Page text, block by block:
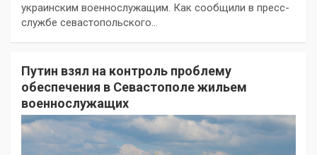
украинским военнослужащим. Как сообщили в пресс-
службе севастопольского…
Путин взял на контроль проблему
обеспечения в Севастополе жильем
военнослужащих